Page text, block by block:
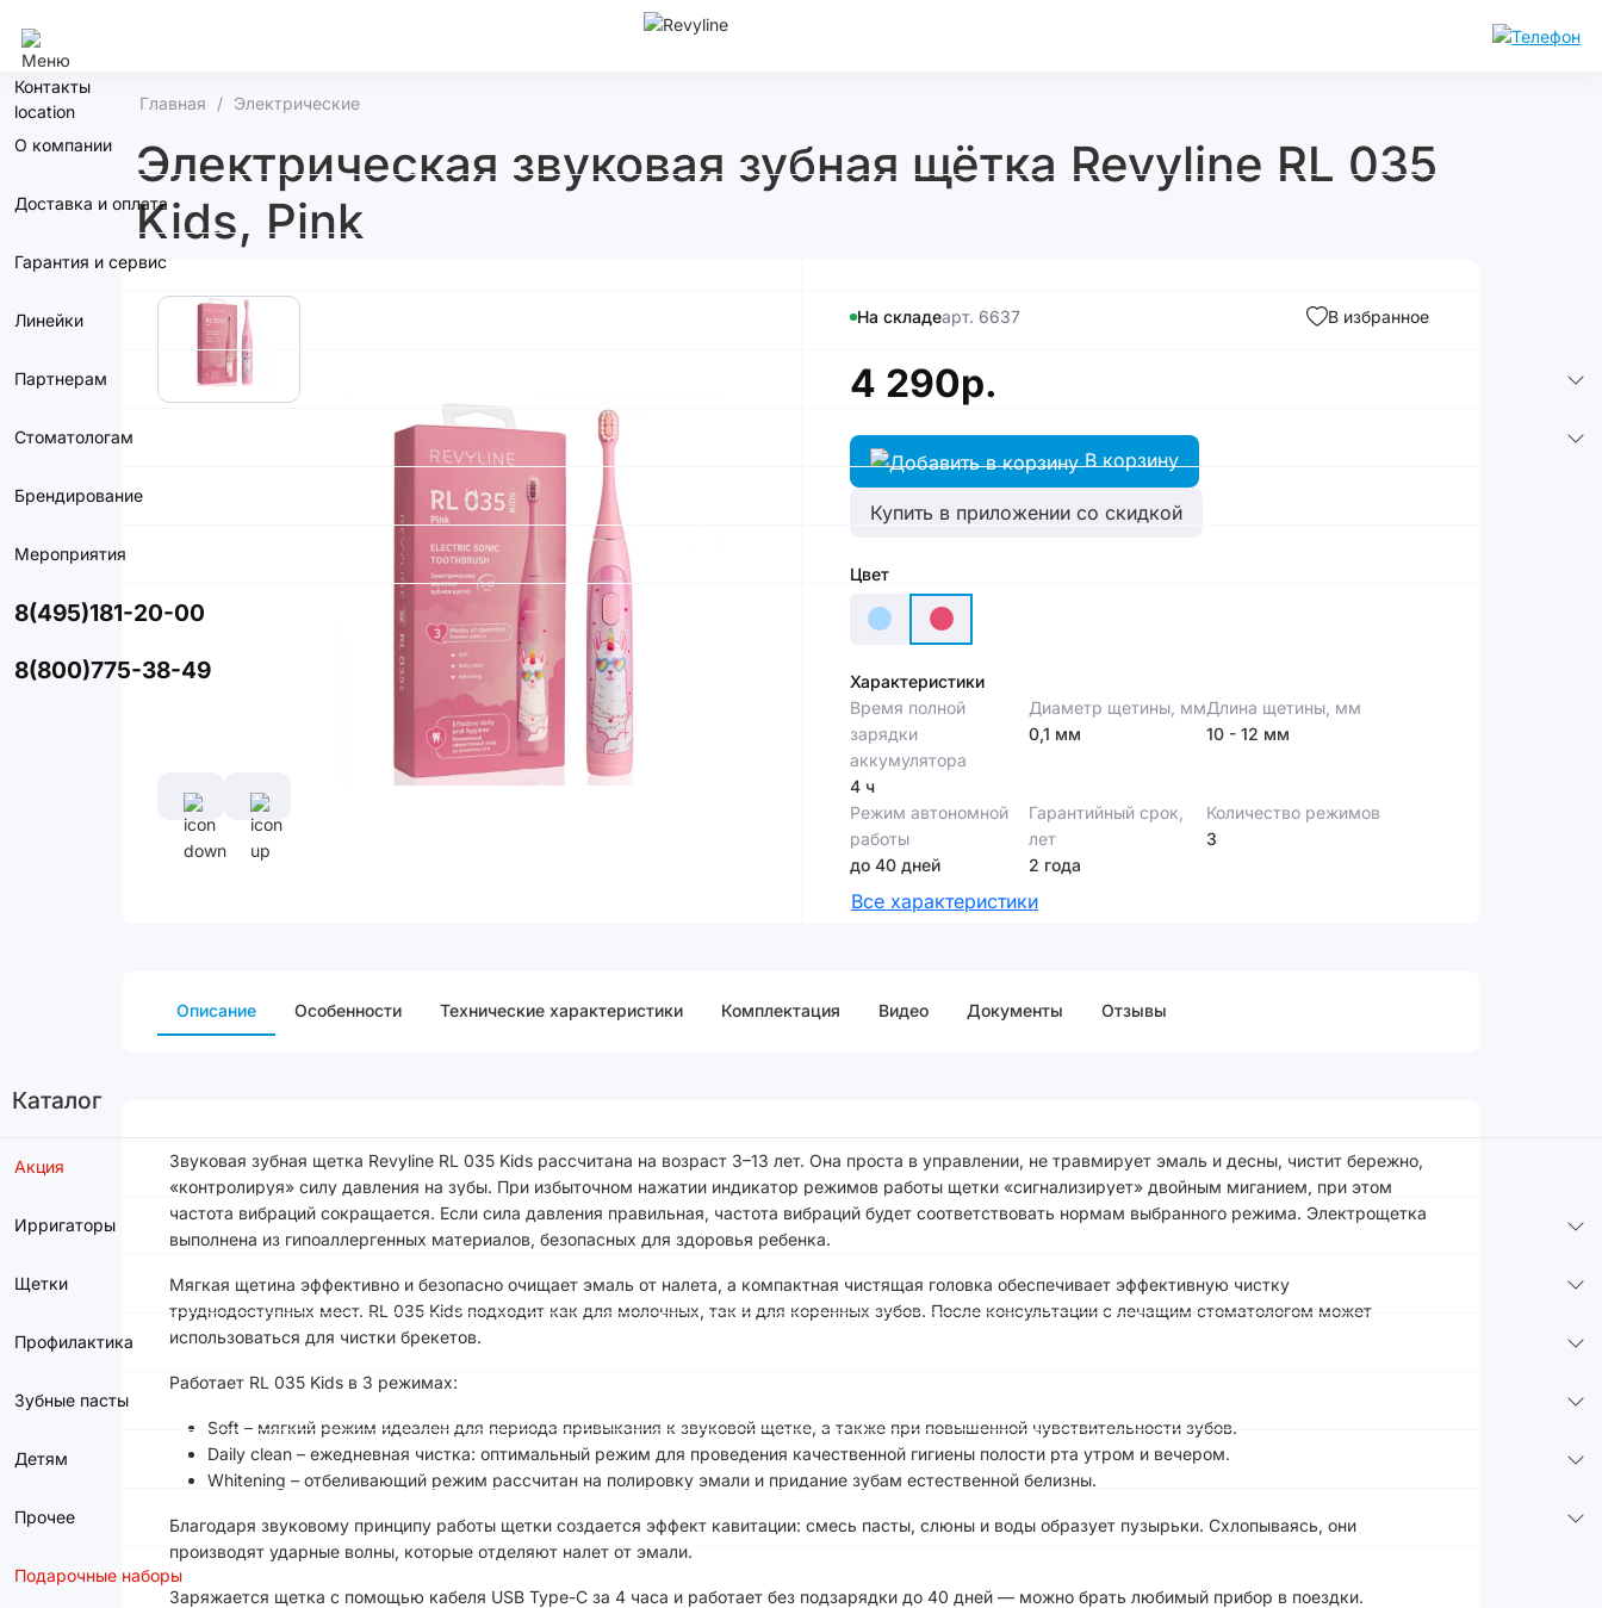
Контакты
О компании
Доставка и оплата
Гарантия и сервис
Линейки
Партнерам
Стоматологам
Брендирование
Мероприятия
8(495)181-20-00
8(800)775-38-49
Каталог
Акция
Ирригаторы
Щетки
Профилактика
Зубные пасты
Детям
Прочее
Подарочные наборы
Главная Электрические
Электрическая звуковая зубная щётка Revyline RL 035
Kids, Pink
На складеарт. 6637 В избранное
4 290р.
В корзину
Купить в приложении со скидкой
Цвет
Характеристики
Время полной
зарядки
аккумулятора
4 ч
Диаметр щетины, мм
0,1 мм
Длина щетины, мм
10 - 12 мм
Режим автономной
работы
до 40 дней
Гарантийный срок,
лет
2 года
Количество режимов
3
Все характеристики
Описание Особенности Технические характеристики Комплектация Видео Документы Отзывы
Звуковая зубная щетка Revyline RL 035 Kids рассчитана на возраст 3–13 лет. Она проста в управлении, не травмирует эмаль и десны, чистит бережно,
«контролируя» силу давления на зубы. При избыточном нажатии индикатор режимов работы щетки «сигнализирует» двойным миганием, при этом
частота вибраций сокращается. Если сила давления правильная, частота вибраций будет соответствовать нормам выбранного режима. Электрощетка
выполнена из гипоаллергенных материалов, безопасных для здоровья ребенка.
Мягкая щетина эффективно и безопасно очищает эмаль от налета, а компактная чистящая головка обеспечивает эффективную чистку
труднодоступных мест. RL 035 Kids подходит как для молочных, так и для коренных зубов. После консультации с лечащим стоматологом может
использоваться для чистки брекетов.
Работает RL 035 Kids в 3 режимах:
Soft – мягкий режим идеален для периода привыкания к звуковой щетке, а также при повышенной чувствительности зубов.
Daily clean – ежедневная чистка: оптимальный режим для проведения качественной гигиены полости рта утром и вечером.
Whitening – отбеливающий режим рассчитан на полировку эмали и придание зубам естественной белизны.
Благодаря звуковому принципу работы щетки создается эффект кавитации: смесь пасты, слюны и воды образует пузырьки. Схлопываясь, они
производят ударные волны, которые отделяют налет от эмали.
Заряжается щетка с помощью кабеля USB Type-C за 4 часа и работает без подзарядки до 40 дней — можно брать любимый прибор в поездки.